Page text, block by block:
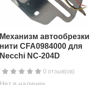
Механизм автообрезки
нити CFA0984000 для
Necchi NC-204D
0 отзыв(ов)